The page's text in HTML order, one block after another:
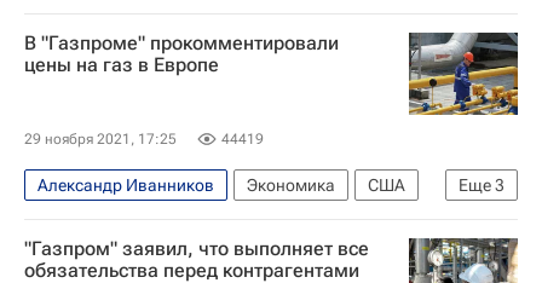
В "Газпроме" прокомментировали
цены на газ в Европе
29 ноября 2021, 17:25 44419
Еще3
Александр Иванников Экономика
США
Азия
Европа Газпром
"Газпром" заявил, что выполняет все
обязательства перед контрагентами